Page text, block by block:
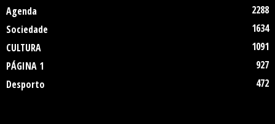
Agenda
2288
Sociedade
1634
CULTURA
1091
PÁGINA 1
927
Desporto
472